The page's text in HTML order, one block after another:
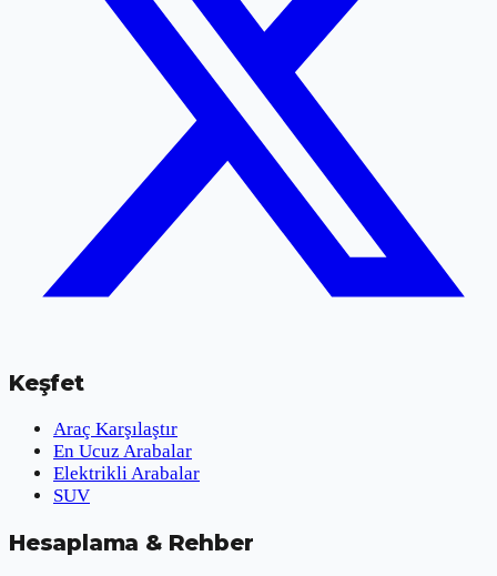
Keşfet
Araç Karşılaştır
En Ucuz Arabalar
Elektrikli Arabalar
SUV
Hesaplama & Rehber